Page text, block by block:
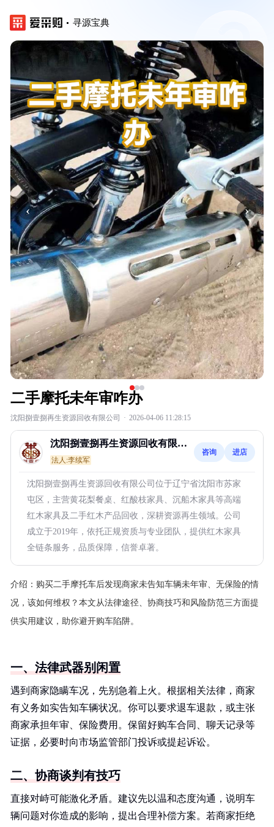
寻源宝典
‹ ›
二手摩托未年审咋办
沈阳捌壹捌再生资源回收有限公司 · 2026-04-06 11:28:15
沈阳捌壹捌再生资源回收有限公
司
法人:李续军
咨询 进店
沈阳捌壹捌再生资源回收有限公司位于辽宁省沈阳市苏家
屯区，主营黄花梨餐桌、红酸枝家具、沉船木家具等高端
红木家具及二手红木产品回收，深耕资源再生领域。公司
成立于2019年，依托正规资质与专业团队，提供红木家具
全链条服务，品质保障，信誉卓著。
介绍： 购买二手摩托车后发现商家未告知车辆未年审、无保险的情
况，该如何维权？本文从法律途径、协商技巧和风险防范三方面提
供实用建议，助你避开购车陷阱。
一、法律武器别闲置
遇到商家隐瞒车况，先别急着上火。根据相关法律，商家
有义务如实告知车辆状况。你可以要求退车退款，或主张
商家承担年审、保险费用。保留好购车合同、聊天记录等
证据，必要时向市场监管部门投诉或提起诉讼。
二、协商谈判有技巧
直接对峙可能激化矛盾。建议先以温和态度沟通，说明车
辆问题对你造成的影响，提出合理补偿方案。若商家拒绝